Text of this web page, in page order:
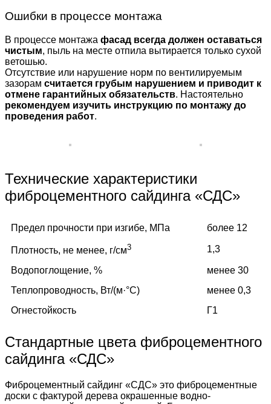
Ошибки в процессе монтажа
В процессе монтажа фасад всегда должен оставаться
чистым, пыль на месте отпила вытирается только сухой
ветошью.
Отсутствие или нарушение норм по вентилируемым
зазорам считается грубым нарушением и приводит к
отмене гарантийных обязательств. Настоятельно
рекомендуем изучить инструкцию по монтажу до
проведения работ.
Технические характеристики
фиброцементного сайдинга «СДС»
Предел прочности при изгибе, МПа более 12
Плотность, не менее, г/см3 1,3
Водопоглощение, %
менее 30
Теплопроводность, Вт/(м·°C)
менее 0,3
Огнестойкость
Г1
Стандартные цвета фиброцементного
сайдинга «СДС»
Фиброцементный сайдинг «СДС» это фиброцементные
доски с фактурой дерева окрашенные водно-